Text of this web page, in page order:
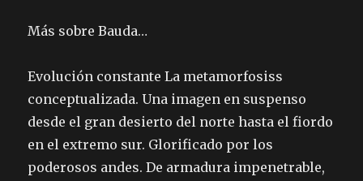
Más sobre Bauda…
Evolución constante La metamorfosiss
conceptualizada. Una imagen en suspenso
desde el gran desierto del norte hasta el fiordo
en el extremo sur. Glorificado por los
poderosos andes. De armadura impenetrable,